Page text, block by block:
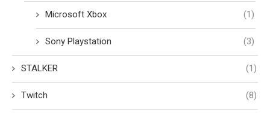
Microsoft Xbox (1)
Sony Playstation (3)
STALKER (1)
Twitch (8)